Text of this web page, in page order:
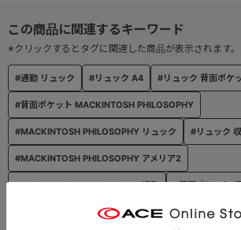
機能詳細
<内装>
・ポケット
<外装>
・フロントポケット
・背面ポケット
・サイドポケット×2
#通勤 リュック #リュック A4 #リュック 背面ポケ
#背面ポケット MACKINTOSH PHILOSOPHY
#MACKINTOSH PHILOSOPHY リュック #リュック
#MACKINTOSH PHILOSOPHY アメリア2
#MACKINTOSH PHILOSOPHY 通勤 #背面ポケット
※クリックするとタグに関連した商品が表示されます。